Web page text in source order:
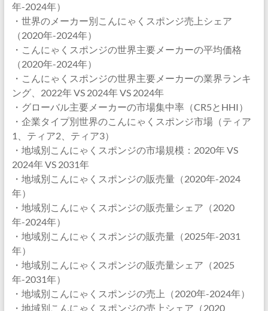
年-2024年）
・世界のメーカー別こんにゃくスポンジ売上シェア
（2020年-2024年）
・こんにゃくスポンジの世界主要メーカーの平均価格
（2020年-2024年）
・こんにゃくスポンジの世界主要メーカーの業界ランキ
ング、2022年 VS 2024年 VS 2024年
・グローバル主要メーカーの市場集中率（CR5とHHI）
・企業タイプ別世界のこんにゃくスポンジ市場（ティア
1、ティア2、ティア3）
・地域別こんにゃくスポンジの市場規模：2020年 VS
2024年 VS 2031年
・地域別こんにゃくスポンジの販売量（2020年-2024
年）
・地域別こんにゃくスポンジの販売量シェア（2020
年-2024年）
・地域別こんにゃくスポンジの販売量（2025年-2031
年）
・地域別こんにゃくスポンジの販売量シェア（2025
年-2031年）
・地域別こんにゃくスポンジの売上（2020年-2024年）
・地域別こんにゃくスポンジの売上シェア（2020